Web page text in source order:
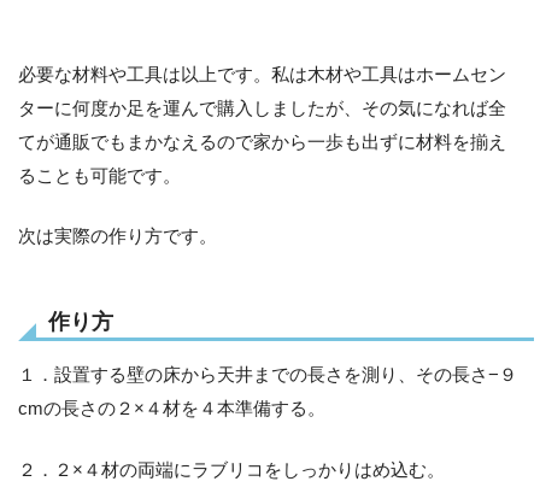
必要な材料や工具は以上です。私は木材や工具はホームセン
ターに何度か足を運んで購入しましたが、その気になれば全
てが通販でもまかなえるので家から一歩も出ずに材料を揃え
ることも可能です。
次は実際の作り方です。
作り方
１．設置する壁の床から天井までの長さを測り、その長さ−９
cmの長さの２×４材を４本準備する。
２．２×４材の両端にラブリコをしっかりはめ込む。